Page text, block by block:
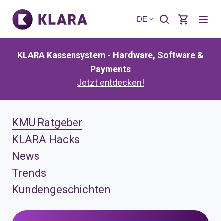
DE
KLARA Kassensystem - Hardware, Software &
Payments
Jetzt entdecken!
KMU Ratgeber
KLARA Hacks
News
Trends
Kundengeschichten